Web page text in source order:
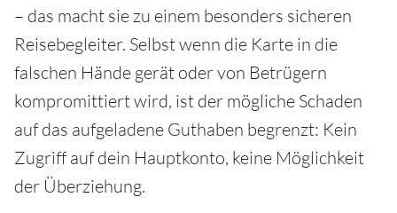
– das macht sie zu einem besonders sicheren
Reisebegleiter. Selbst wenn die Karte in die
falschen Hände gerät oder von Betrügern
kompromittiert wird, ist der mögliche Schaden
auf das aufgeladene Guthaben begrenzt: Kein
Zugriff auf dein Hauptkonto, keine Möglichkeit
der Überziehung.